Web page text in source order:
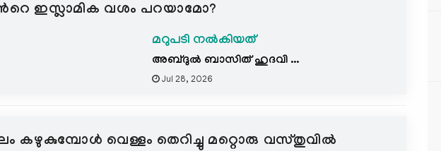
ഇസ്ലാമിക വശം പറയാമോ?
മറുപടി നൽകിയത്
അബ്ദുൽ ബാസിത് ഹുദവി ...
Jul 28, 2026
കഴുകുമ്പോൾ വെള്ളം തെറിച്ചു മറ്റൊരു വസ്തുവിൽ